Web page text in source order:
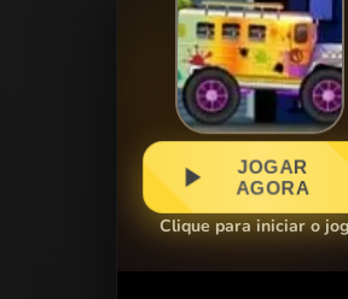
JOGAR
AGORA
Clique para iniciar o